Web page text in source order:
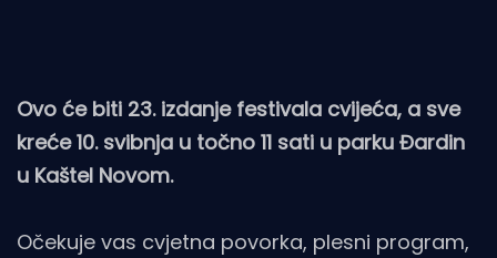
Ovo će biti 23. izdanje festivala cvijeća, a sve
kreće 10. svibnja u točno 11 sati u parku Đardin
u Kaštel Novom.
Očekuje vas cvjetna povorka, plesni program,